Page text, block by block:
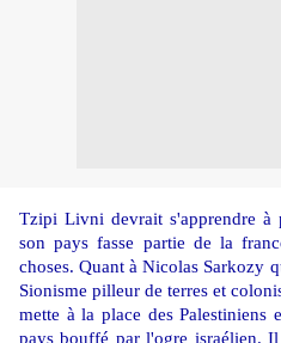
Tzipi Livni devrait s'apprendre à
son pays fasse partie de la
choses. Quant à Nicolas Sarkozy
Sionisme pilleur de terres et
mette à la place des
pays bouffé par l'ogre israélien.